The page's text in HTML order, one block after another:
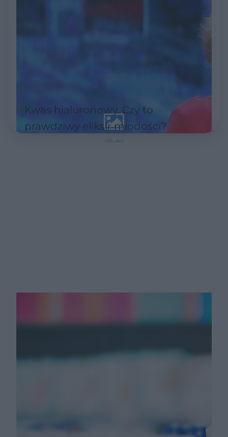
Kwas hialuronowy. Czy to
prawdziwy eliksir młodości?
Olejek z kupy osiołka na twarz,